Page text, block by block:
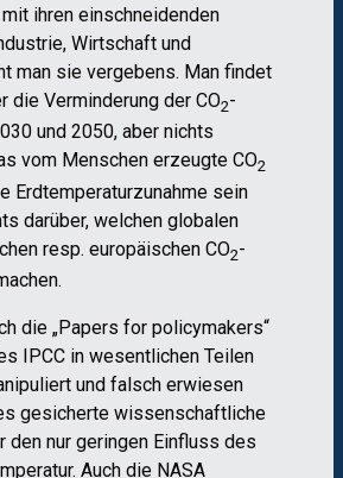
ihren einschneidenden
Wirtschaft und
man sie vergebens. Man findet
die Verminderung der CO2-
und 2050, aber nichts
vom Menschen erzeugte CO2
Erdtemperaturzunahme sein
darüber, welchen globalen
resp. europäischen CO2-
die „Papers for policymakers“
IPCC in wesentlichen Teilen
und falsch erwiesen
gesicherte wissenschaftliche
den nur geringen Einfluss des
Auch die NASA